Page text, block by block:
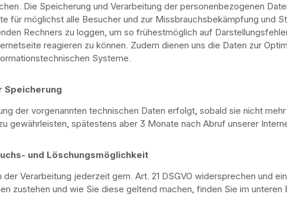
Die Speicherung und Verarbeitung der personenbezogenen
für möglichst alle Besucher und zur Missbrauchsbekämpfung und
Rechners zu loggen, um so frühestmöglich auf
reagieren zu können. Zudem dienen uns die Daten zur
Systeme.
Speicherung
der vorgenannten technischen Daten erfolgt, sobald sie nicht
gewährleisten, spätestens aber 3 Monate nach Abruf unserer
und Löschungsmöglichkeit
der Verarbeitung jederzeit gem. Art. 21 DSGVO widersprechen und
zustehen und wie Sie diese geltend machen, finden Sie im